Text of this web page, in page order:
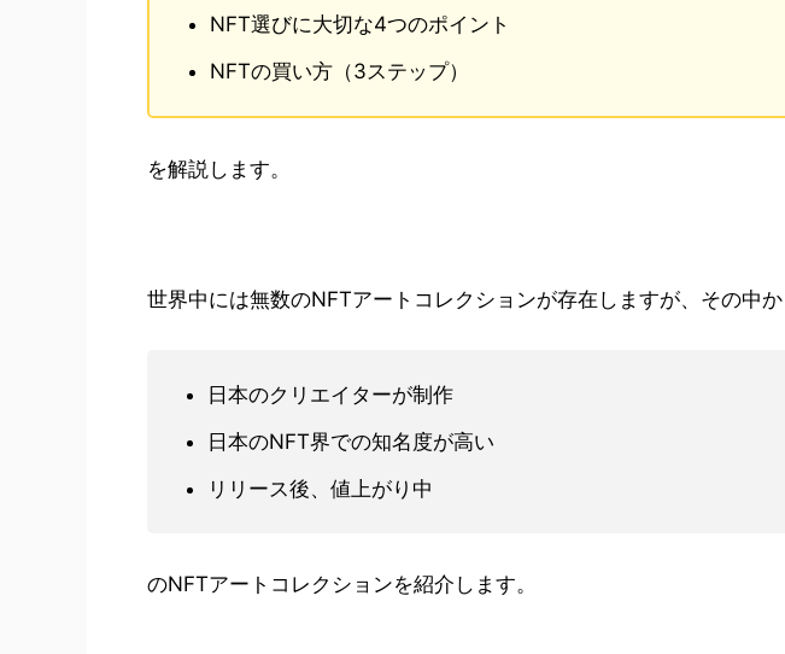
NFT選びに大切な4つのポイント
NFTの買い方（3ステップ）
を解説します。
世界中には無数のNFTアートコレクションが存在しますが、その中か
日本のクリエイターが制作
日本のNFT界での知名度が高い
リリース後、値上がり中
のNFTアートコレクションを紹介します。